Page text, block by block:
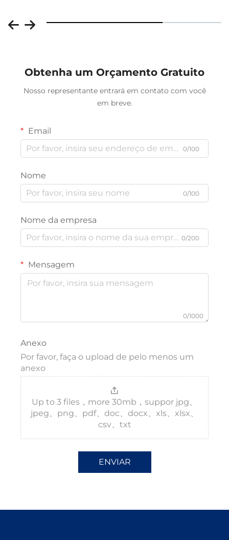
Obtenha um Orçamento Gratuito
Nosso representante entrará em contato com você
em breve.
Email
0/100
Nome
0/100
Nome da empresa
0/200
Mensagem
0/1000
Anexo
Por favor, faça o upload de pelo menos um
anexo
Up to 3 files，more 30mb，suppor jpg、
jpeg、png、pdf、doc、docx、xls、xlsx、
csv、txt
ENVIAR